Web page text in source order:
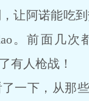
阿诺能吃到
。前面几次
有人枪战！
下，从那些